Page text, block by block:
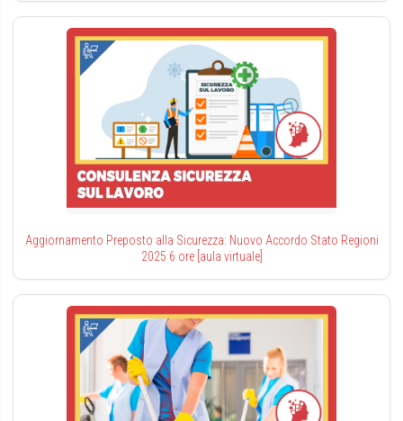
Aggiornamento Preposto alla Sicurezza: Nuovo Accordo Stato Regioni
2025 6 ore [aula virtuale]